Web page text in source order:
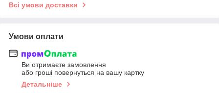
Всі умови доставки
Умови оплати
Ви отримаєте замовлення
або гроші повернуться на вашу картку
Детальніше